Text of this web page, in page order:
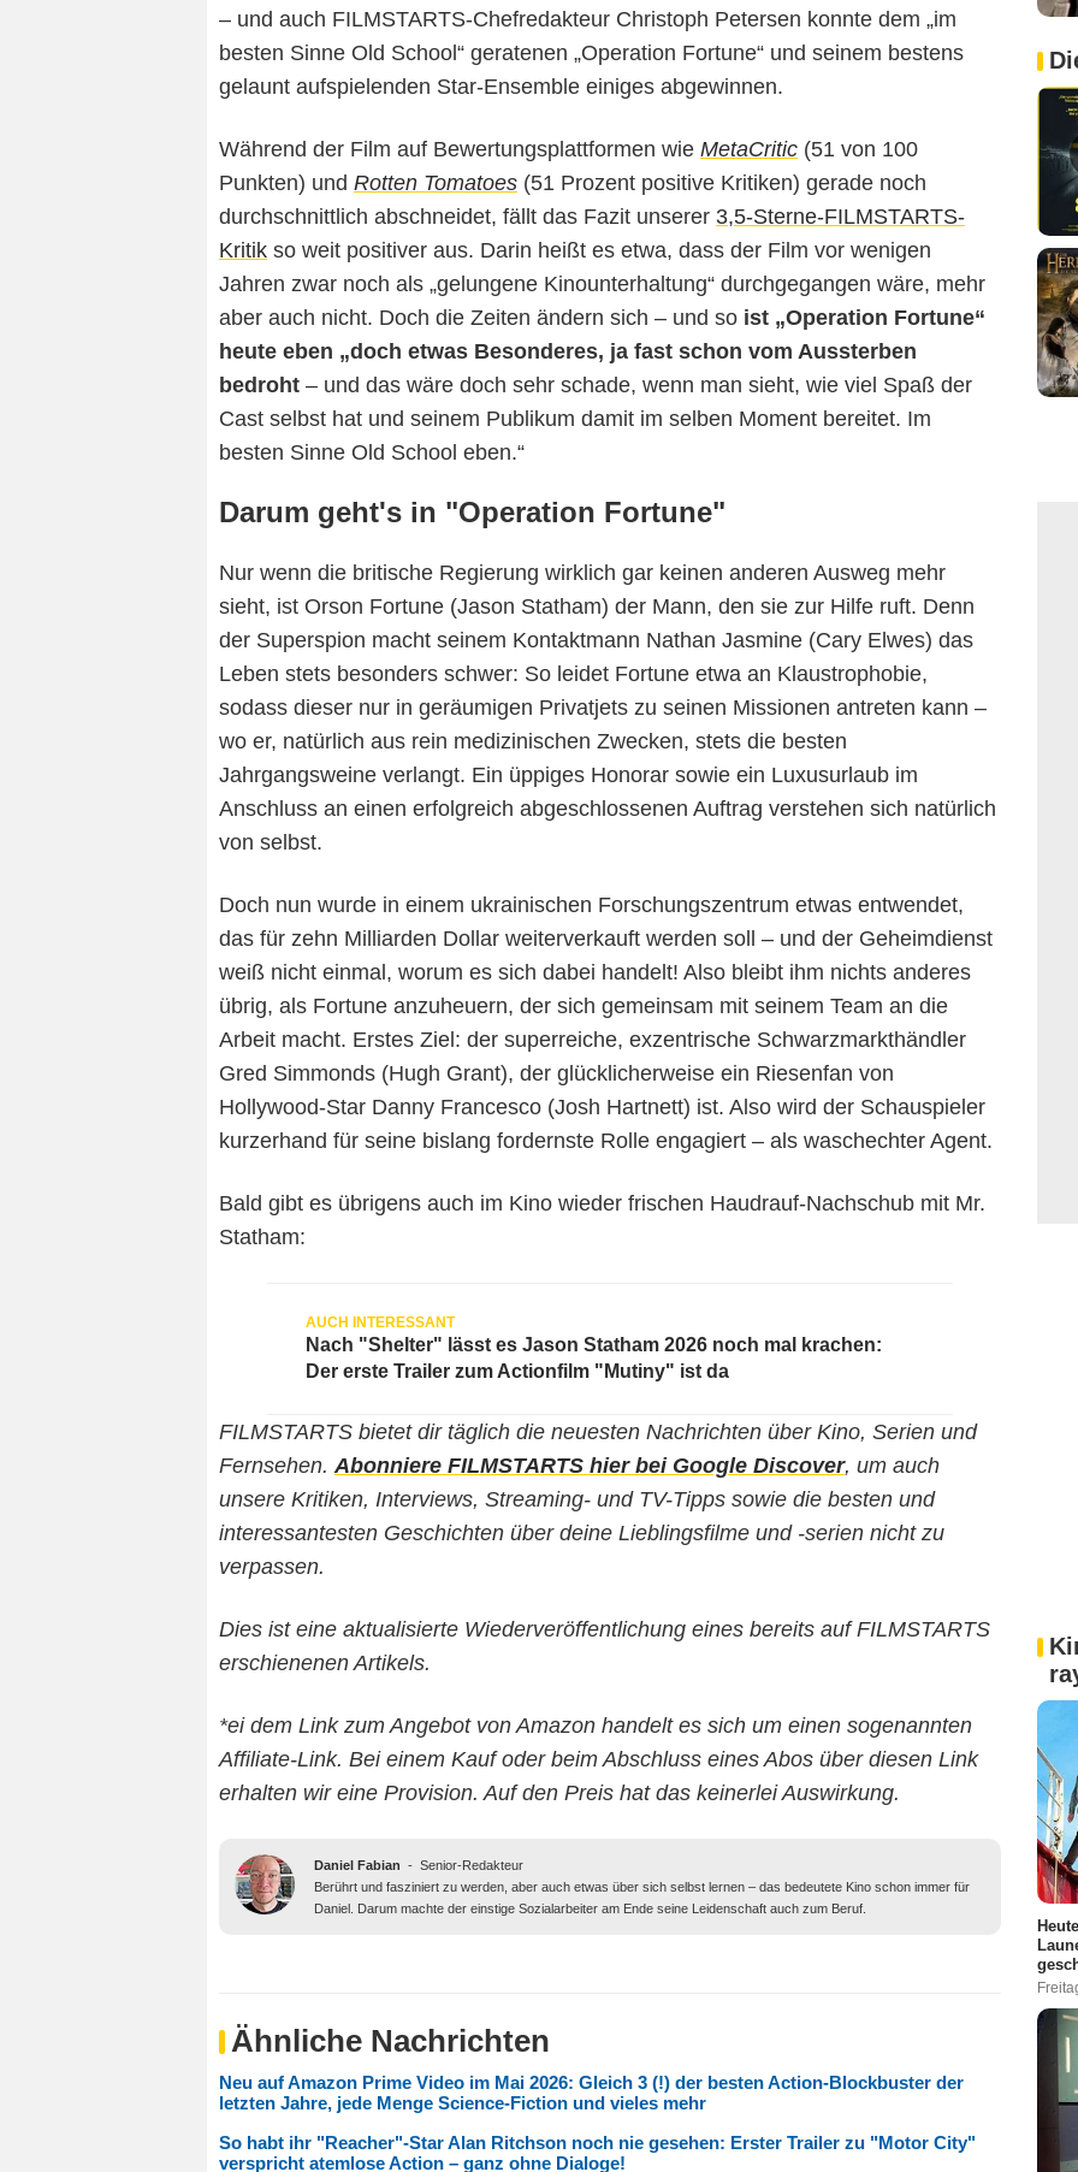
– und auch FILMSTARTS-Chefredakteur Christoph Petersen konnte dem „im
besten Sinne Old School“ geratenen „Operation Fortune“ und seinem bestens
gelaunt aufspielenden Star-Ensemble einiges abgewinnen.
Während der Film auf Bewertungsplattformen wie MetaCritic (51 von 100
Punkten) und Rotten Tomatoes (51 Prozent positive Kritiken) gerade noch
durchschnittlich abschneidet, fällt das Fazit unserer 3,5-Sterne-FILMSTARTS-
Kritik so weit positiver aus. Darin heißt es etwa, dass der Film vor wenigen
Jahren zwar noch als „gelungene Kinounterhaltung“ durchgegangen wäre, mehr
aber auch nicht. Doch die Zeiten ändern sich – und so ist „Operation Fortune“
heute eben „doch etwas Besonderes, ja fast schon vom Aussterben
bedroht – und das wäre doch sehr schade, wenn man sieht, wie viel Spaß der
Cast selbst hat und seinem Publikum damit im selben Moment bereitet. Im
besten Sinne Old School eben.“
Darum geht's in "Operation Fortune"
Nur wenn die britische Regierung wirklich gar keinen anderen Ausweg mehr
sieht, ist Orson Fortune (Jason Statham) der Mann, den sie zur Hilfe ruft. Denn
der Superspion macht seinem Kontaktmann Nathan Jasmine (Cary Elwes) das
Leben stets besonders schwer: So leidet Fortune etwa an Klaustrophobie,
sodass dieser nur in geräumigen Privatjets zu seinen Missionen antreten kann –
wo er, natürlich aus rein medizinischen Zwecken, stets die besten
Jahrgangsweine verlangt. Ein üppiges Honorar sowie ein Luxusurlaub im
Anschluss an einen erfolgreich abgeschlossenen Auftrag verstehen sich natürlich
von selbst.
Doch nun wurde in einem ukrainischen Forschungszentrum etwas entwendet,
das für zehn Milliarden Dollar weiterverkauft werden soll – und der Geheimdienst
weiß nicht einmal, worum es sich dabei handelt! Also bleibt ihm nichts anderes
übrig, als Fortune anzuheuern, der sich gemeinsam mit seinem Team an die
Arbeit macht. Erstes Ziel: der superreiche, exzentrische Schwarzmarkthändler
Gred Simmonds (Hugh Grant), der glücklicherweise ein Riesenfan von
Hollywood-Star Danny Francesco (Josh Hartnett) ist. Also wird der Schauspieler
kurzerhand für seine bislang fordernste Rolle engagiert – als waschechter Agent.
Bald gibt es übrigens auch im Kino wieder frischen Haudrauf-Nachschub mit Mr.
Statham:
Nach "Shelter" lässt es Jason Statham 2026 noch mal krachen:
Der erste Trailer zum Actionfilm "Mutiny" ist da
FILMSTARTS bietet dir täglich die neuesten Nachrichten über Kino, Serien und
Fernsehen.Abonniere FILMSTARTS hier bei Google Discover, um auch
unsere Kritiken, Interviews, Streaming- und TV-Tipps sowie die besten und
interessantesten Geschichten über deine Lieblingsfilme und -serien nicht zu
verpassen.
Dies ist eine aktualisierte Wiederveröffentlichung eines bereits auf FILMSTARTS
erschienenen Artikels.
*ei dem Link zum Angebot von Amazon handelt es sich um einen sogenannten
Affiliate-Link. Bei einem Kauf oder beim Abschluss eines Abos über diesen Link
erhalten wir eine Provision. Auf den Preis hat das keinerlei Auswirkung.
Daniel Fabian - Senior-Redakteur
Berührt und fasziniert zu werden, aber auch etwas über sich selbst lernen – das bedeutete Kino schon immer für
Daniel. Darum machte der einstige Sozialarbeiter am Ende seine Leidenschaft auch zum Beruf.
Ähnliche Nachrichten
Neu auf Amazon Prime Video im Mai 2026: Gleich 3 (!) der besten Action-Blockbuster der
letzten Jahre, jede Menge Science-Fiction und vieles mehr
So habt ihr "Reacher"-Star Alan Ritchson noch nie gesehen: Erster Trailer zu "Motor City"
verspricht atemlose Action – ganz ohne Dialoge!